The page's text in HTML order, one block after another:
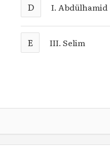
D I. Abdülhamid
E III. Selim